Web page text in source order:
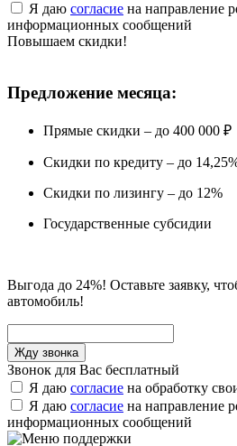
Я даю согласие на направление
информационных сообщений
Повышаем скидки!
Предложение месяца:
Прямые скидки – до 400 000 ₽
Скидки по кредиту – до
Скидки по лизингу – до 12%
Государственные субсидии
Выгода до 24%! Оставьте заявку,
автомобиль!
Звонок для Вас бесплатный
Я даю согласие на обработку
Я даю согласие на направление
информационных сообщений